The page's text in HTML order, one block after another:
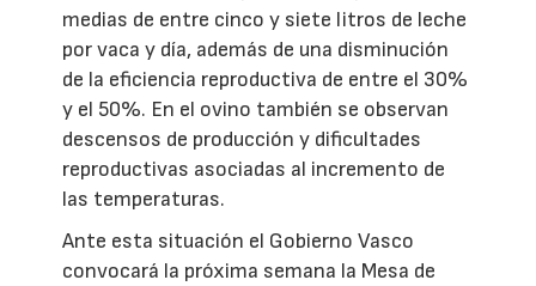
medias de entre cinco y siete litros de leche
por vaca y día, además de una disminución
de la eficiencia reproductiva de entre el 30%
y el 50%. En el ovino también se observan
descensos de producción y dificultades
reproductivas asociadas al incremento de
las temperaturas.
Ante esta situación el Gobierno Vasco
convocará la próxima semana la Mesa de